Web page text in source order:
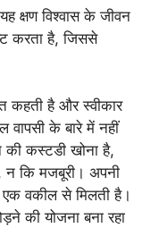
क्षण विश्वास के जीवन
करता है, जिससे
कहती है और स्वीकार
वापसी के बारे में नहीं
की कस्टडी खोना है,
न कि मजबूरी। अपनी
वकील से मिलती है।
की योजना बना रहा